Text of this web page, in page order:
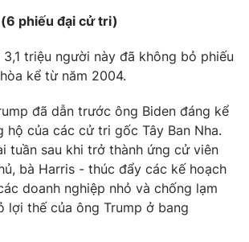
(6 phiếu đại cử tri)
triệu người này đã không bỏ phiếu
kể từ năm 2004.
đã dẫn trước ông Biden đáng kể
hộ của các cử tri gốc Tây Ban Nha.
tuần sau khi trở thành ứng cử viên
bà Harris - thúc đẩy các kế hoạch
doanh nghiệp nhỏ và chống lạm
lợi thế của ông Trump ở bang